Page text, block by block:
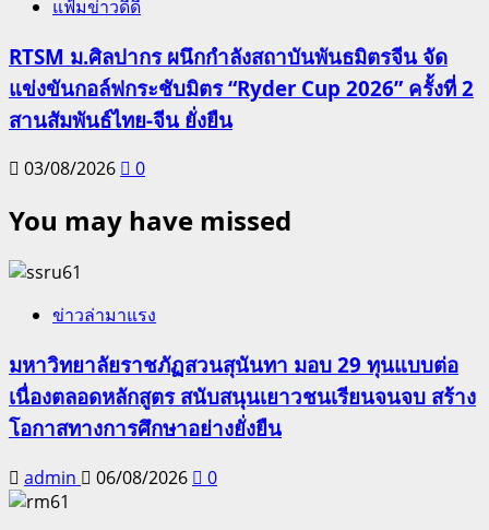
แฟ้มข่าวดีดี
RTSM ม.ศิลปากร ผนึกกำลังสถาบันพันธมิตรจีน จัด
แข่งขันกอล์ฟกระชับมิตร “Ryder Cup 2026” ครั้งที่ 2
สานสัมพันธ์ไทย-จีน ยั่งยืน
03/08/2026 0
You may have missed
ข่าวล่ามาแรง
มหาวิทยาลัยราชภัฏสวนสุนันทา มอบ 29 ทุนแบบต่อ
เนื่องตลอดหลักสูตร สนับสนุนเยาวชนเรียนจนจบ สร้าง
โอกาสทางการศึกษาอย่างยั่งยืน
admin 06/08/2026 0